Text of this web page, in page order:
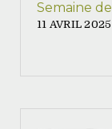
Semaine
11 AVRIL 2025